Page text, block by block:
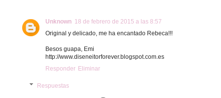
Unknown 18 de febrero de 2015 a las 8:57
Original y delicado, me ha encantado Rebeca!!!
Besos guapa, Emi
http://www.diseneitorforever.blogspot.com.es
Responder Eliminar
Respuestas